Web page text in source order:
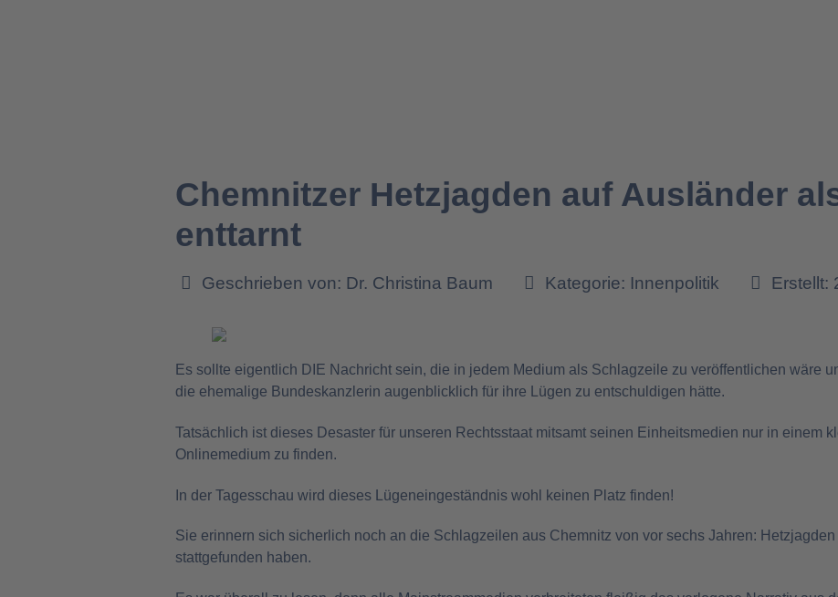
Chemnitzer Hetzjagden auf Ausländer
enttarnt
Geschrieben von: Dr. Christina Baum Kategorie: Innenpolitik Erstellt:
Es sollte eigentlich DIE Nachricht sein, die in jedem Medium als Schlagzeile zu veröffentlichen wäre
die ehemalige Bundeskanzlerin augenblicklich für ihre Lügen zu entschuldigen hätte.
Tatsächlich ist dieses Desaster für unseren Rechtsstaat mitsamt seinen Einheitsmedien nur in einem
Onlinemedium zu finden.
In der Tagesschau wird dieses Lügeneingeständnis wohl keinen Platz finden!
Sie erinnern sich sicherlich noch an die Schlagzeilen aus Chemnitz von vor sechs Jahren:
stattgefunden haben.